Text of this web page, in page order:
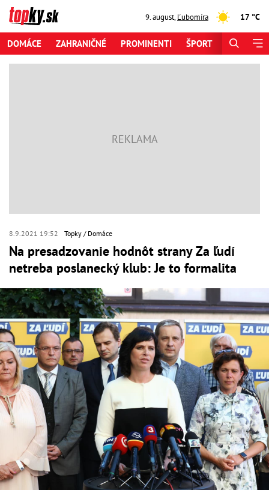
9. august,Ľubomíra 17 °C
DOMÁCE ZAHRANIČNÉ PROMINENTI ŠPORT
8.9.2021 19:52 Topky Domáce
Na presadzovanie hodnôt strany Za ľudí
netreba poslanecký klub: Je to formalita